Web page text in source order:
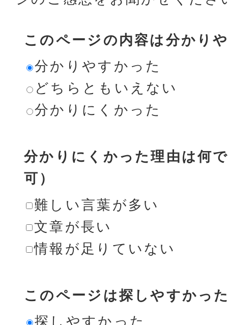
このページの内容は分かり
分かりやすかった
どちらともいえない
分かりにくかった
分かりにくかった理由は何
可）
難しい言葉が多い
文章が長い
情報が足りていない
このページは探しやすかっ
探しやすかった